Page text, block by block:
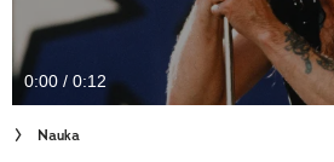
Newsletter
Cuda Polski
Wielki Konkurs Fotograficzny
0:00 / 0:12
Nauka